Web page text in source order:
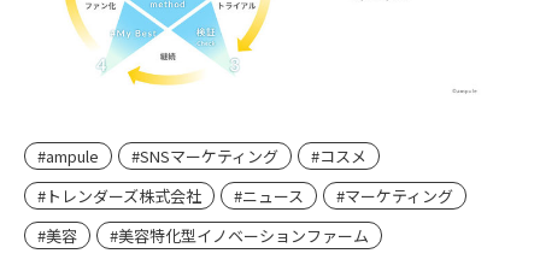
#ampule #SNSマーケティング
#コスメ
#トレンダーズ株式会社
#ニュース
#マーケティング
#美容
#美容特化型イノベーションファーム